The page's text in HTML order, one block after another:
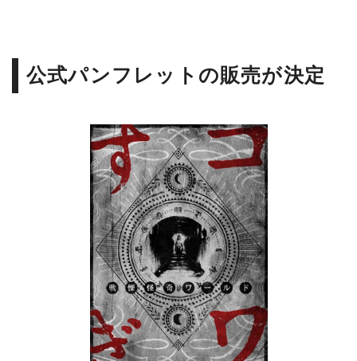
公式パンフレットの販売が決定